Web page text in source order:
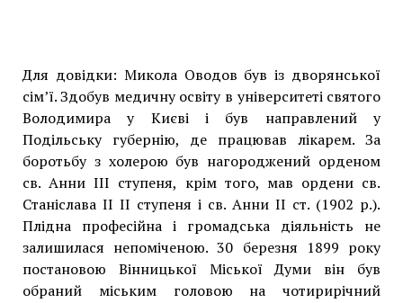
Для довідки: Микола Оводов був із дворянської
сім’ї. Здобув медичну освіту в університеті святого
Володимира у Києві і був направлений у
Подільську губернію, де працював лікарем. За
боротьбу з холерою був нагороджений орденом
св. Анни ІІІ ступеня, крім того, мав ордени св.
Станіслава ІІ ІІ ступеня і св. Анни ІІ ст. (1902 р.).
Плідна професійна і громадська діяльність не
залишилася непоміченою. 30 березня 1899 року
постановою Вінницької Міської Думи він був
обраний міським головою на чотирирічний